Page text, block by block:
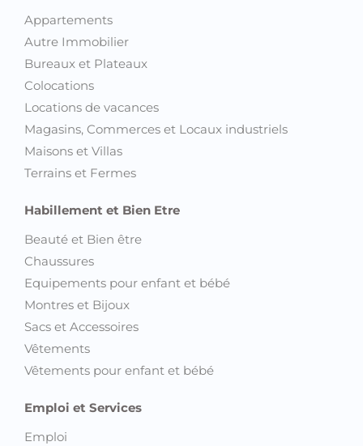
Appartements
Autre Immobilier
Bureaux et Plateaux
Colocations
Locations de vacances
Magasins, Commerces et Locaux industriels
Maisons et Villas
Terrains et Fermes
Habillement et Bien Etre
Beauté et Bien être
Chaussures
Equipements pour enfant et bébé
Montres et Bijoux
Sacs et Accessoires
Vêtements
Vêtements pour enfant et bébé
Emploi et Services
Emploi